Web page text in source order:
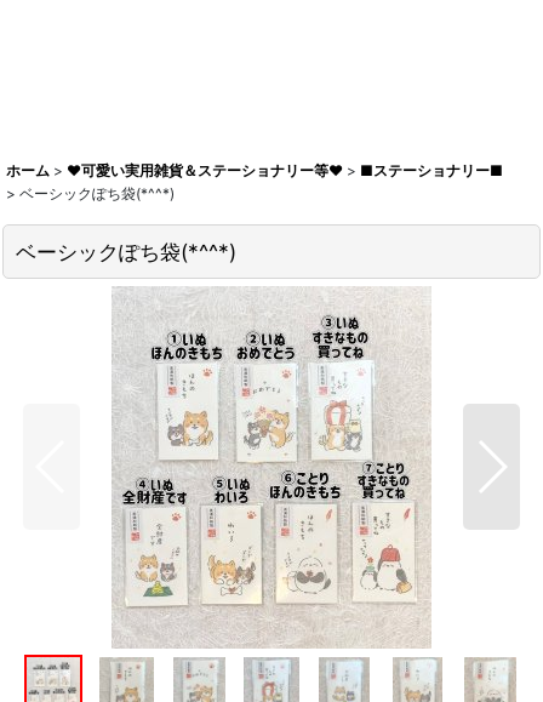
ホーム > ♥可愛い実用雑貨＆ステーショナリー等♥ > ■ステーショナリー■
> ベーシックぽち袋(*^^*)
ベーシックぽち袋(*^^*)